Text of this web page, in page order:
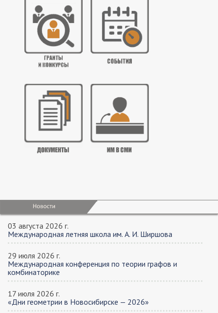
03 августа 2026 г.
Международная летняя школа им. А. И. Ширшова
29 июля 2026 г.
Международная конференция по теории графов и
комбинаторике
17 июля 2026 г.
«Дни геометрии в Новосибирске — 2026»